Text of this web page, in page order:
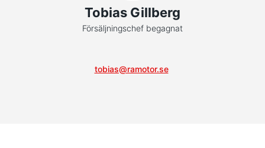
Tobias Gillberg
Försäljningschef begagnat
tobias@ramotor.se